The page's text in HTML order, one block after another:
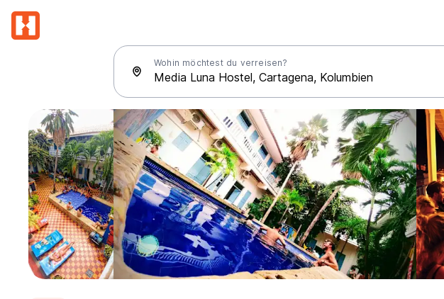
Wohin möchtest du verreisen?